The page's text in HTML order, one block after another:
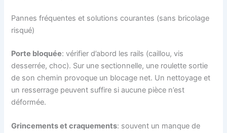
Pannes fréquentes et solutions courantes (sans bricolage
risqué)
Porte bloquée: vérifier d’abord les rails (caillou, vis
desserrée, choc). Sur une sectionnelle, une roulette sortie
de son chemin provoque un blocage net. Un nettoyage et
un resserrage peuvent suffire si aucune pièce n’est
déformée.
Grincements et craquements: souvent un manque de